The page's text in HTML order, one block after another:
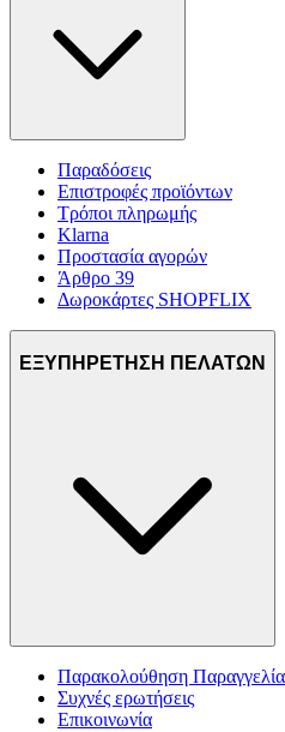
Παραδόσεις
Επιστροφές προϊόντων
Τρόποι πληρωμής
Klarna
Προστασία αγορών
Άρθρο 39
Δωροκάρτες SHOPFLIX
ΕΞΥΠΗΡΕΤΗΣΗ ΠΕΛΑΤΩΝ
Παρακολούθηση
Συχνές ερωτήσεις
Επικοινωνία